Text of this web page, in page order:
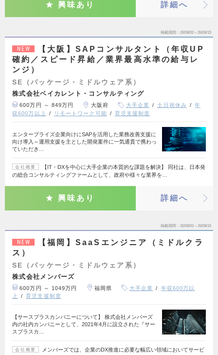
興味あり 詳細へ
掲載期間 26/08/02～26/08/15
NEW
【大阪】SAPコンサルタント（年収UP
確約／スピード昇給／業界最高水準の給与レ
ンジ）
SE（パッケージ・ミドルウェア系）
株式会社ベイカレント・コンサルティング
600万円 ～ 849万円 大阪府 大手企業 土日祝休み
年
収600万以上
リモートワーク可能 育児支援制度
エンタープライズ企業向けにSAPを活用した業務改善支援に
向け導入～運用支援を主とした開発案件に一気通貫で携わっ
ていただき…
会社概要
【IT・DXを中心に大手企業の本質的な課題を解決】 同社は、日本発
の総合コンサルティングファームとして、政府や様々な業界を…
興味あり 詳細へ
掲載期間 26/08/02～26/08/15
NEW
【福岡】SaaSエンジニア（ミドルクラ
ス）
SE（パッケージ・ミドルウェア系）
株式会社メンバーズ
600万円 ～ 1049万円 福岡県 大手企業
年収600万以
上
育児支援制度
【サースプラスカンパニーについて】 株式会社メンバーズ
内の社内カンパニーとして、2021年4月に設立された『サー
スプラスカ…
会社概要
メンバーズでは、企業のDX推進に必要な幅広い領域においてサービ